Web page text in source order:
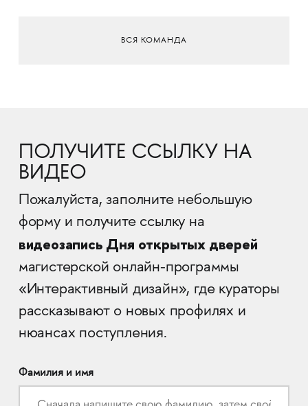
ВСЯ КОМАНДА
ПОЛУЧИТЕ ССЫЛКУ НА
ВИДЕО
Пожалуйста, заполните небольшую
форму и получите ссылку на
видеозапись Дня открытых дверей
магистерской онлайн-программы
«Интерактивный дизайн», где кураторы
рассказывают о новых профилях и
нюансах поступления.
Фамилия и имя